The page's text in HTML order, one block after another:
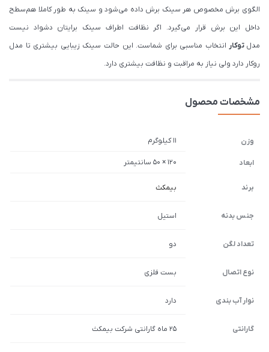
الگوی برش مخصوص هر سینک برش داده می‌شود و سینک به طور کاملا هم‌سطح
داخل این برش قرار می‌گیرد. اگر نظافت اطراف سینک برایتان دشواد نیست
مدل توکار انتخاب مناسبی برای شماست. این حالت سینک زیبایی بیشتری تا مدل
روکار دارد ولی نیاز به مراقبت و نظافت بیشتری دارد.
مشخصات محصول
وزن 11 کیلوگرم
ابعاد 120 × 50 سانتیمتر
برند بیمکث
جنس بدنه استیل
تعداد لگن دو
نوع اتصال بست فلزی
نوار آب بندی دارد
گارانتی 25 ماه گارانتی شرکت بیمکث